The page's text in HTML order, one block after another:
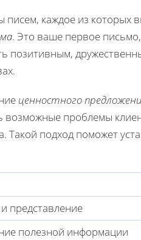
каждое из которых
. Это ваше первое
позитивным,
ценностного
проблемы
Такой подход поможет
представление
полезной информации